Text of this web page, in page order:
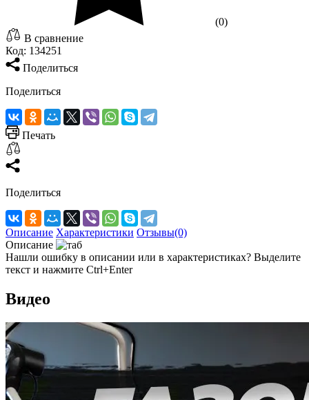
(0)
В сравнение
Код: 134251
Поделиться
Поделиться
Печать
Поделиться
Описание Характеристики Отзывы(0)
Описание
Нашли ошибку в описании или в характеристиках? Выделите
текст и нажмите Ctrl+Enter
Видео